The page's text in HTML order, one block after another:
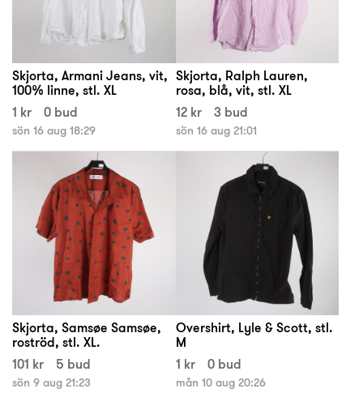
Skjorta, Armani Jeans, vit,
100% linne, stl. XL
1 kr
0 bud
sön 16 aug 18:29
Skjorta, Ralph Lauren,
rosa, blå, vit, stl. XL
12 kr
3 bud
sön 16 aug 21:01
Skjorta, Samsøe Samsøe,
roströd, stl. XL.
101 kr
5 bud
sön 9 aug 21:23
Overshirt, Lyle & Scott, stl.
M
1 kr
0 bud
mån 10 aug 20:26